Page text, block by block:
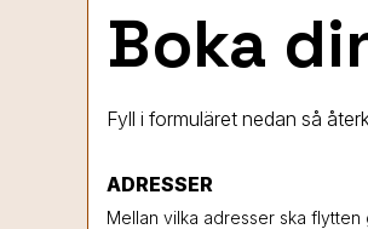
Boka
Fyll i formuläret nedan så
ADRESSER
Mellan vilka adresser ska flytten